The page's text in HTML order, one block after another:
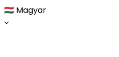
🇭🇺 Magyar